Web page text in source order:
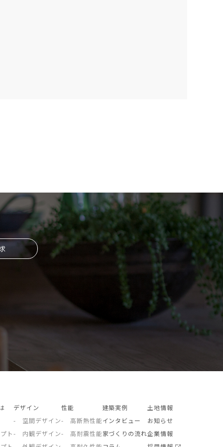
ト
デザイン
- 空間デザイン
- 内観デザイン
性能
- 高断熱性能
- 高耐震性能
建築実例
インタビュー
家づくりの流れ
土地情報
お知らせ
企業情報